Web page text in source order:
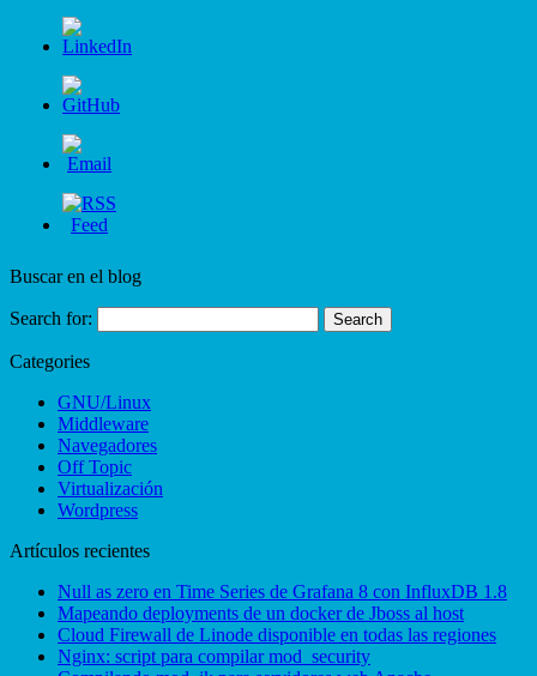
Buscar en el blog
Search for:
Categories
GNU/Linux
Middleware
Navegadores
Off Topic
Virtualización
Wordpress
Artículos recientes
Null as zero en Time Series de Grafana 8 con InfluxDB 1.8
Mapeando deployments de un docker de Jboss al host
Cloud Firewall de Linode disponible en todas las regiones
Nginx: script para compilar mod_security